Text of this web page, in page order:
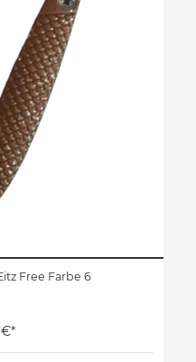
Free Farbe 6